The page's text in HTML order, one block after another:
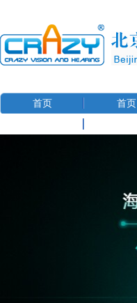
首页 首页